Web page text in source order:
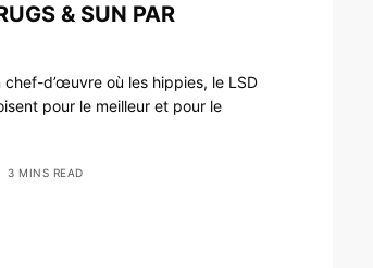
& SUN PAR
chef-d’œuvre où les hippies, le LSD
pour le meilleur et pour le
3 MINS READ